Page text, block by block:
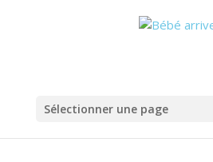
Sélectionner une page